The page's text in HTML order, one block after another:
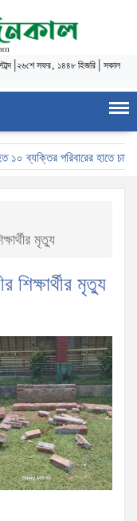
| ২৬শে সফর, ১৪৪৮ হিজরি সকাল
ব্যক্তির পরিবারের হাতে
মৃত্যু
শিক্ষার্থীর মৃত্যু